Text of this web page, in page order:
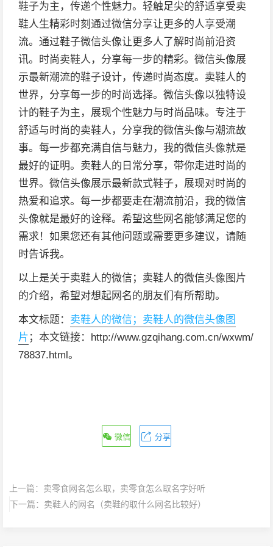
鞋子为主，传递个性魅力。轻触足尖的舒适享受卖
鞋人生精彩时刻通过微信分享让更多的人享受潮
流。通过鞋子微信头像让更多人了解时尚前沿资
讯。时尚卖鞋人，分享每一步的精彩。微信头像展
示最新潮流的鞋子设计，传递时尚态度。卖鞋人的
世界，分享每一步的时尚选择。微信头像以独特设
计的鞋子为主，展现个性魅力与时尚品味。专注于
舒适与时尚的卖鞋人，分享我的微信头像与潮流故
事。每一步都充满自信与魅力，我的微信头像就是
最好的证明。卖鞋人的日常分享，带你走进时尚的
世界。微信头像展示最新款式鞋子，展现对时尚的
热爱和追求。每一步都要走在潮流前沿，我的微信
头像就是最好的诠释。希望这些网名能够满足您的
需求！如果您还有其他问题或需要更多建议，请随
时告诉我。
以上是关于卖鞋人的微信；卖鞋人的微信头像图片
的介绍，希望对想起网名的朋友们有所帮助。
本文标题： 卖鞋人的微信；卖鞋人的微信头像图
片 ；本文链接：http://www.gzqihang.com.cn/wxwm/
78837.html。
微信 分享
上一篇： 卖零食网名怎么取，卖零食怎么取名字好听
下一篇： 卖鞋人的网名（卖鞋的取什么网名比较好）